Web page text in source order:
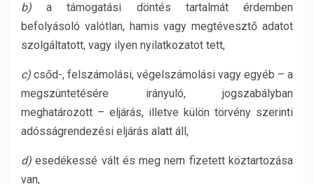
b)a támogatási döntés tartalmát érdemben
befolyásoló valótlan, hamis vagy megtévesztő adatot
szolgáltatott, vagy ilyen nyilatkozatot tett,
c) csőd-, felszámolási, végelszámolási vagy egyéb – a
megszüntetésére irányuló, jogszabályban
meghatározott – eljárás, illetve külön törvény szerinti
adósságrendezési eljárás alatt áll,
d)esedékessé vált és meg nem fizetett köztartozása
van,